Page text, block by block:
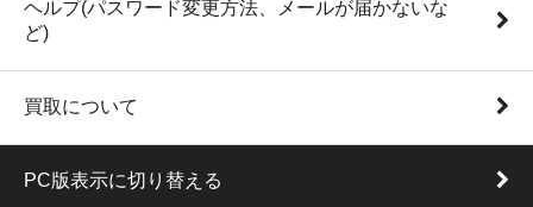
ヘルプ(パスワード変更方法、メールが届かないな
ど)
買取について
PC版表示に切り替える